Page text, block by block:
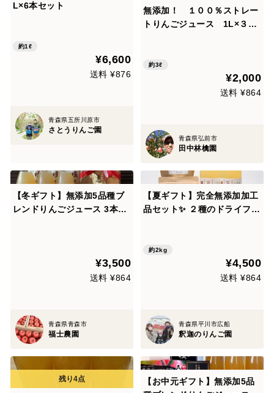
L×6本セット
約1ℓ
¥6,600
送料 ¥876
青森県五所川原市
さとうりんご園
無添加！ １００％ストレー
トりんごジュース 1L×３本
約3ℓ
¥2,000
送料 ¥864
青森県弘前市
田中林檎園
【冬ギフト】無添加5品種ブ
レンドりんごジュース 3本セ
¥3,500
送料 ¥864
青森県青森市
福士農園
【夏ギフト】完全無添加加工
品セット✨ ２種のドライフル
約2kg
¥4,500
送料 ¥864
青森県平川市広船
釈迦のりんご園
【お中元ギフト】無添加5品